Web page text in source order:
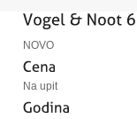
NOVO
Na upit